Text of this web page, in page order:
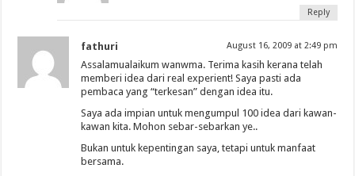
Reply
fathuri August 16, 2009 at 2:49 pm
Assalamualaikum wanwma. Terima kasih kerana telah
memberi idea dari real experient! Saya pasti ada
pembaca yang “terkesan” dengan idea itu.
Saya ada impian untuk mengumpul 100 idea dari kawan-
kawan kita. Mohon sebar-sebarkan ye..
Bukan untuk kepentingan saya, tetapi untuk manfaat
bersama.